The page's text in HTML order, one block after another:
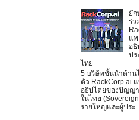
ยั
ร่ว
แ
อ
ปร
ไทย
5 บริษัทชั้นนำด้าน
ตัว RackCorp.ai
อธิปไตยของปัญญ
ในไทย
รายใหญ่และผู้ประ...